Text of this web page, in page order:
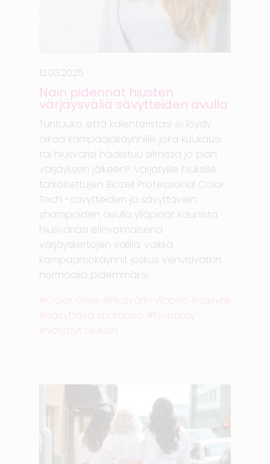
12.03.2025
Näin pidennät hiusten
värjäysväliä sävytteiden avulla
Tuntuuko, että kalenteristasi ei löydy
aikaa kampaajakäynnille joka kuukausi
tai hiusvärisi haalistuu silmissä jo pian
värjäyksen jälkeen? Värjätyille hiuksille
tarkoitettujen Biozell Professional Color
Tech -sävytteiden ja sävyttävien
shampoiden avulla ylläpidät kaunista
hiusväriäsi elinvoimaisena
värjäyskertojen välillä, vaikka
kampaamokäynnit joskus venyisivätkin
normaalia pidemmäksi.
Color Glow
hiusvärin ylläpito
sävyte
sävyttävä shampoo
tyvispray
värjätyt hiukset